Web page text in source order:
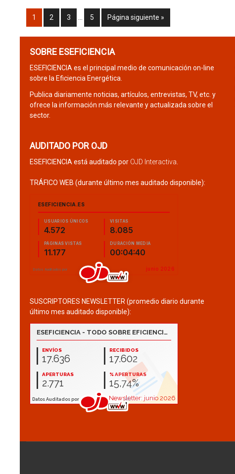
1 2 3 5 Página siguiente »
SOBRE ESEFICIENCIA
ESEFICIENCIA es el principal medio de comunicación on-line
sobre la Eficiencia Energética.
Publica diariamente noticias, artículos, entrevistas, TV, etc. y
ofrece la información más relevante y actualizada sobre el
sector.
AUDITADO POR OJD
ESEFICIENCIA está auditado por OJD Interactiva
TRÁFICO WEB (durante último mes auditado disponible):
SUSCRIPTORES NEWSLETTER (promedio diario durante
último mes auditado disponible):